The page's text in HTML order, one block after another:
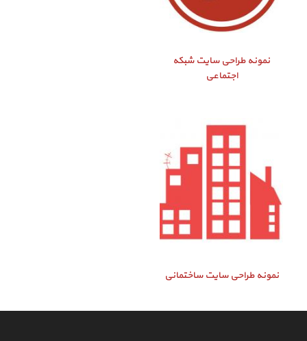
نمونه طراحی سایت شبکه
اجتماعی
نمونه طراحی سایت ساختمانی